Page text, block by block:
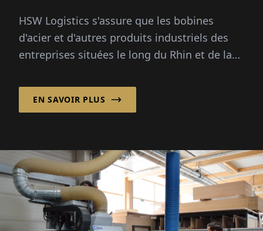
HSW Logistics s'assure que les bobines
d'acier et d'autres produits industriels des
entreprises situées le long du Rhin et de la
destinations en Norvège...
EN SAVOIR PLUS